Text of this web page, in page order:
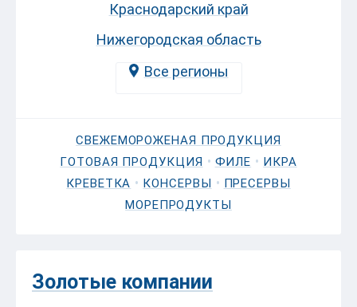
Краснодарский край
Нижегородская область
Все регионы
СВЕЖЕМОРОЖЕНАЯ ПРОДУКЦИЯ
ГОТОВАЯ ПРОДУКЦИЯ • ФИЛЕ • ИКРА
КРЕВЕТКА • КОНСЕРВЫ • ПРЕСЕРВЫ
МОРЕПРОДУКТЫ
Золотые компании